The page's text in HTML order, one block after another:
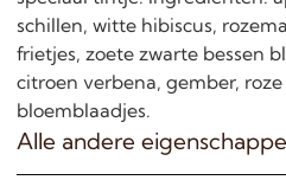
schillen, witte hibiscus,
frietjes, zoete zwarte bessen
citroen verbena, gember,
bloemblaadjes.
Alle andere